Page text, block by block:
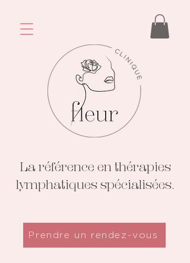
La référence en thérapies
lymphatiques spécialisées.
Prendre un rendez-vous